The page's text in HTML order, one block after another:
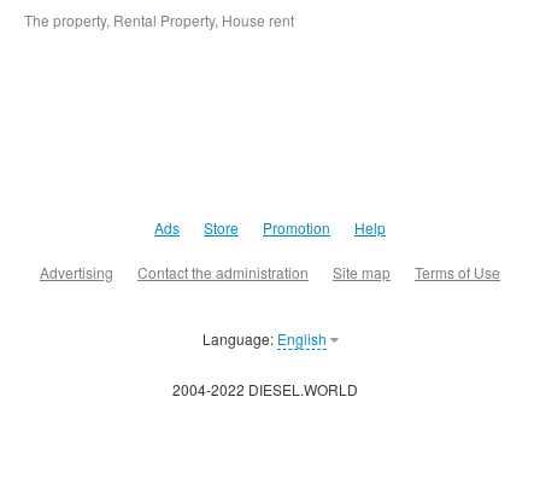
The property, Rental Property, House rent
Ads Store Promotion Help
Advertising Contact the administration Site map Terms of Use
Language: English
2004-2022 DIESEL.WORLD